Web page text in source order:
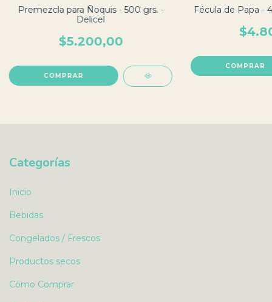
Premezcla para Ñoquis - 500 grs. -
Delicel
$5.200,00
Fécula de Papa -
Categorías
Inicio
Bebidas
Congelados / Frescos
Productos secos
Cómo Comprar